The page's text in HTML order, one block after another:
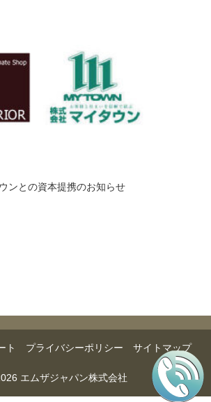
ンとの資本提携のお知らせ
ト プライバシーポリシー サイトマップ
エムザジャパン株式会社